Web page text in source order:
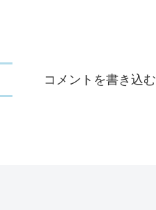
コメントを書き込む